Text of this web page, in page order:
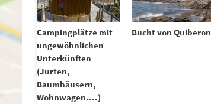
Campingplätze mit
ungewöhnlichen
Unterkünften
(Jurten,
Baumhäusern,
Wohnwagen....)
Bucht von Quiberon